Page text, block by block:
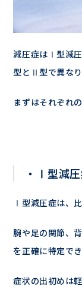
減圧症はⅠ型減
型とⅡ型で異なり
まずはそれぞれ
・Ⅰ型減
Ⅰ型減圧症は、
腕や足の関節、
を正確に特定で
症状の出初めは